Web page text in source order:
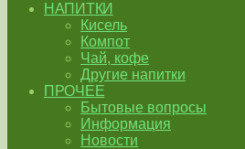
НАПИТКИ
Кисель
Компот
Чай, кофе
Другие напитки
ПРОЧЕЕ
Бытовые вопросы
Информация
Новости